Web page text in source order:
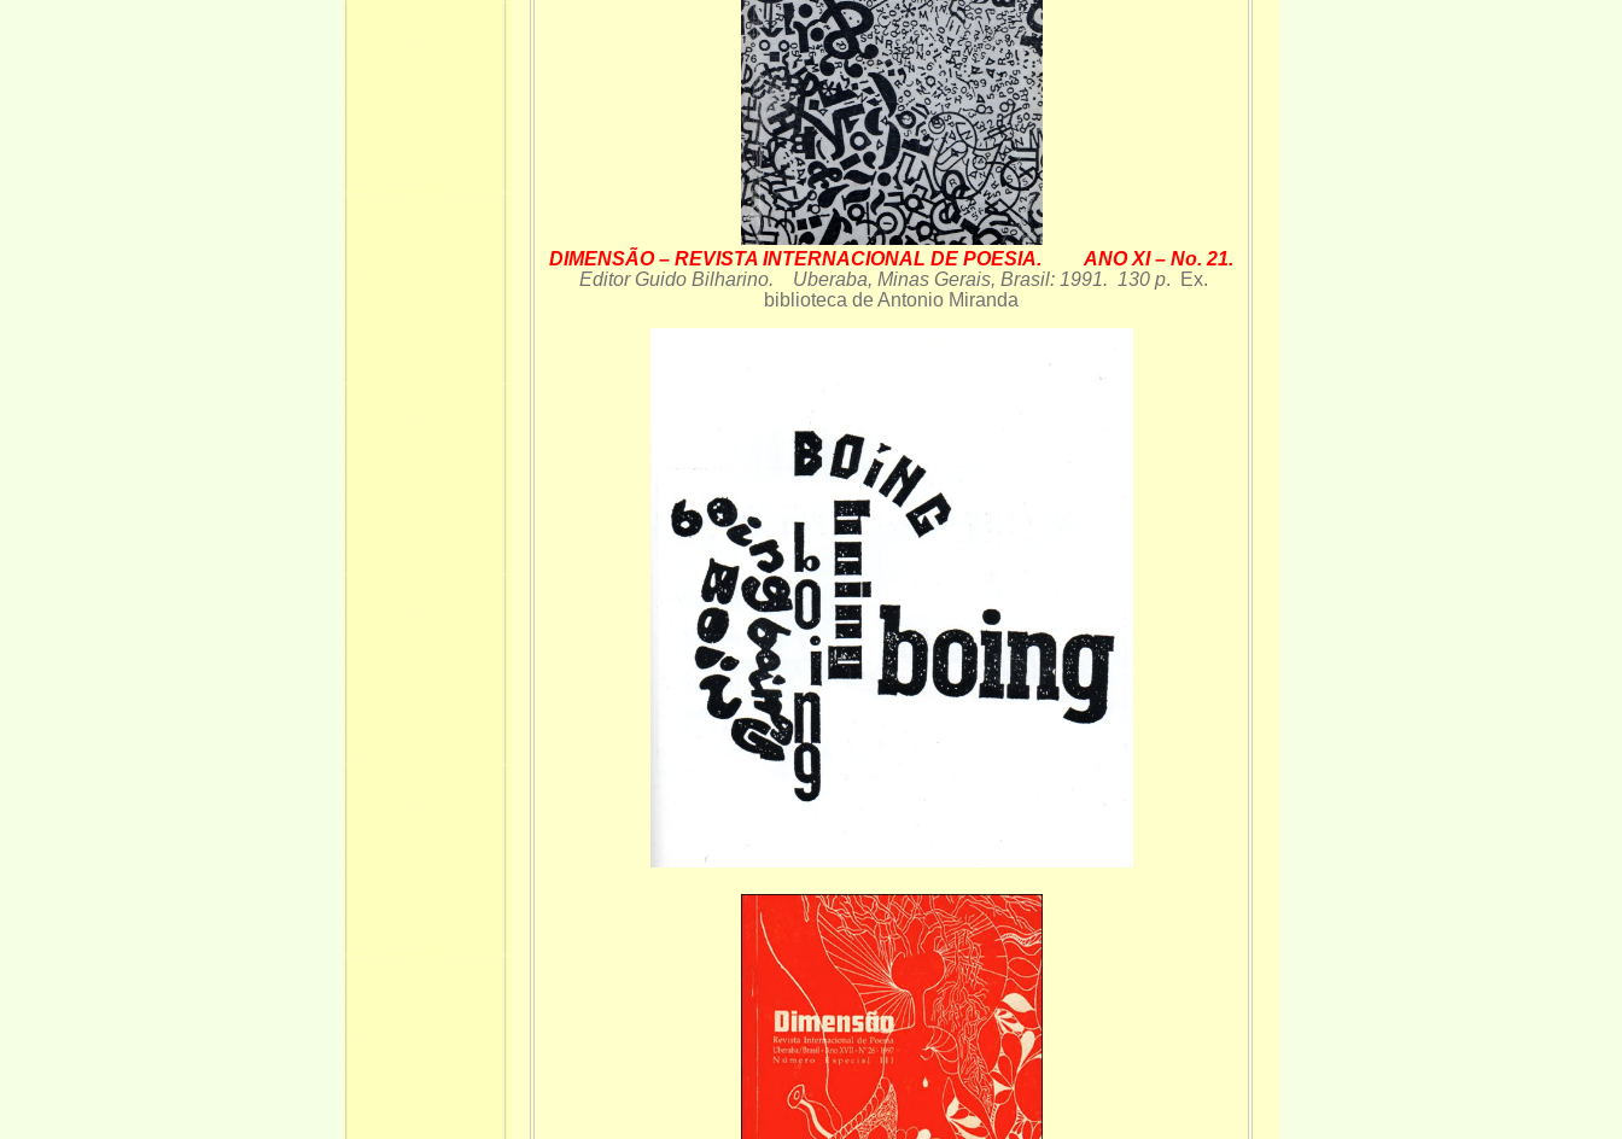
DIMENSÃO – REVISTA INTERNACIONAL DE POESIA. ANO XI – No. 21.
Editor Guido Bilharino. Uberaba, Minas Gerais, Brasil: 1991. 130 p. Ex.
biblioteca de Antonio Miranda